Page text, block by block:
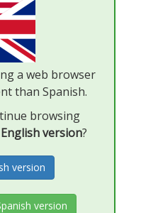
a web browser
than Spanish.
browsing
version?
version
version